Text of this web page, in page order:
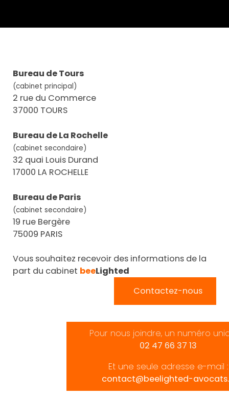
Bureau de Tours
(cabinet principal)
2 rue du Commerce
37000 TOURS
Bureau de La Rochelle
(cabinet secondaire)
32 quai Louis Durand
17000 LA ROCHELLE
Bureau de Paris
(cabinet secondaire)
19 rue Bergère
75009 PARIS
Vous souhaitez recevoir des informations de la
part du cabinet beeLighted
Contactez-nous
Pour nous joindre, un numéro
02 47 66 37 13
Et une seule adresse e-mail :
contact@beelighted-